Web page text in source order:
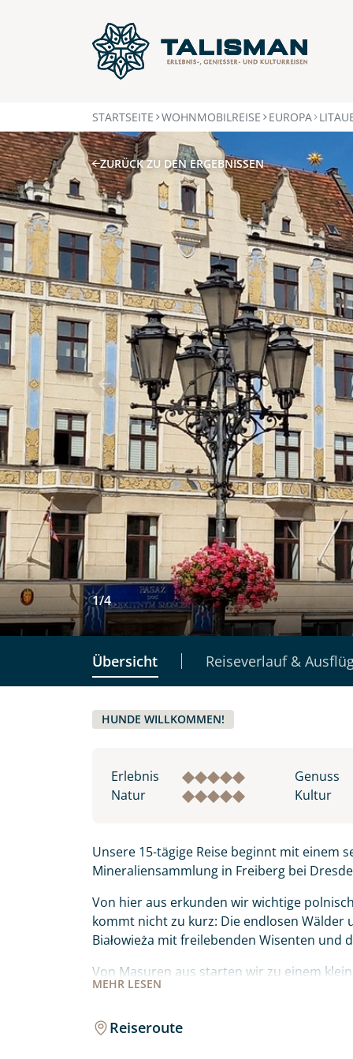
STARTSEITE WOHNMOBILREISE EUROPA
ZURÜCK ZU DEN ERGEBNISSEN
1/4
Übersicht Reiseverlauf &
HUNDE WILLKOMMEN!
Erlebnis Genuss
Natur
Kultur
MEHR LESEN
Unsere 15-tägige Reise beginnt mit einem
Mineraliensammlung in Freiberg bei
Von hier aus erkunden wir wichtige
kommt nicht zu kurz: Die endlosen Wälder
Białowieża mit freilebenden Wisenten und
Von Masuren aus starten wir zu einem
Hauptstadt Litauens, Vilnius, erwarten uns.
Begleiten Sie uns auf dieser 15-tägigen,
Regionen unseres Nachbarlandes und
Reiseroute